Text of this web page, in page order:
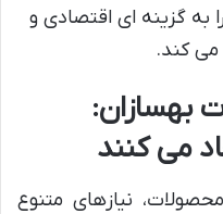
به گزینه ای اقتصادی و
می کند.
بهسازان:
می کنند
نیازهای متنوع